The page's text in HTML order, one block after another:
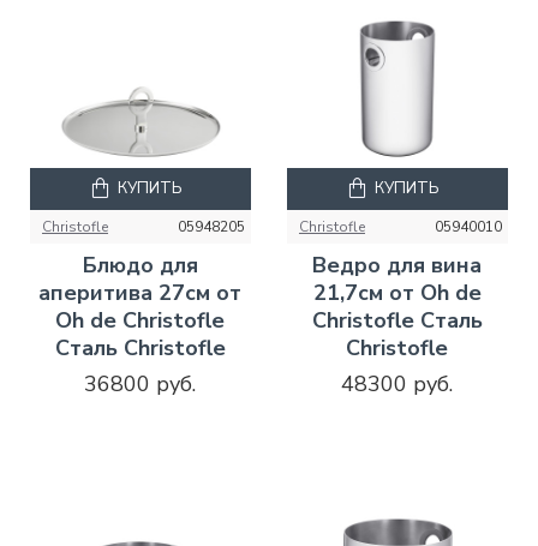
Christofle 05948205
Блюдо для
аперитива 27см от
Oh de Christofle
Сталь Christofle
36800 руб.
КУПИТЬ
Christofle 05940010
Ведро для вина
21,7см от Oh de
Christofle Сталь
Christofle
48300 руб.
КУПИТЬ